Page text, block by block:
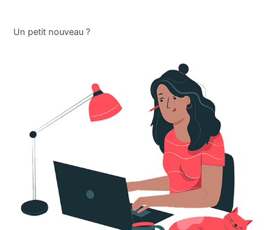
Un petit nouveau ?